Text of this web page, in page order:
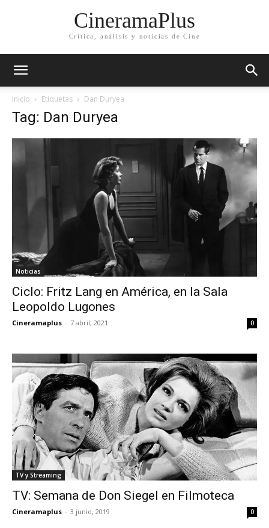
CineramaPlus
Crítica, análisis y noticias de Cine
Inicio Etiquetas Dan Duryea
Tag: Dan Duryea
Noticias
Ciclo: Fritz Lang en América, en la Sala
Leopoldo Lugones
Cineramaplus - 7 abril, 2021 0
TV y Streaming
TV: Semana de Don Siegel en Filmoteca
Cineramaplus - 3 junio, 2019 0